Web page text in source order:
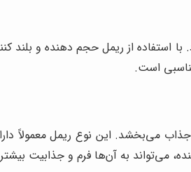
استفاده از ریمل حجم دهنده و
است.
جذاب می‌بخشد. این نوع ریمل معمولاً
می‌تواند به آن‌ها فرم و جذابیت